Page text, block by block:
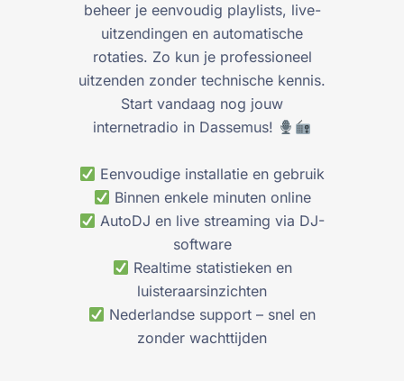
beheer je eenvoudig playlists, live-
uitzendingen en automatische
rotaties. Zo kun je professioneel
uitzenden zonder technische kennis.
Start vandaag nog jouw
internetradio in Dassemus!
Eenvoudige installatie en gebruik
Binnen enkele minuten online
AutoDJ en live streaming via DJ-
software
Realtime statistieken en
luisteraarsinzichten
Nederlandse support – snel en
zonder wachttijden